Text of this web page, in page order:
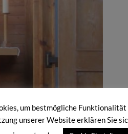
um bestmögliche Funktionalität
unserer Website erklären Sie